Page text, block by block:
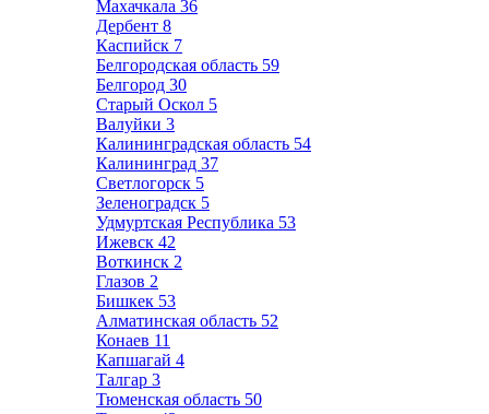
Махачкала 36
Дербент 8
Каспийск 7
Белгородская область 59
Белгород 30
Старый Оскол 5
Валуйки 3
Калининградская область 54
Калининград 37
Светлогорск 5
Зеленоградск 5
Удмуртская Республика 53
Ижевск 42
Воткинск 2
Глазов 2
Бишкек 53
Алматинская область 52
Конаев 11
Капшагай 4
Талгар 3
Тюменская область 50